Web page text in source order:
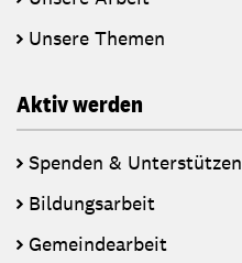
Unsere Themen
Aktiv werden
Spenden & Unterstützen
Bildungsarbeit
Gemeindearbeit